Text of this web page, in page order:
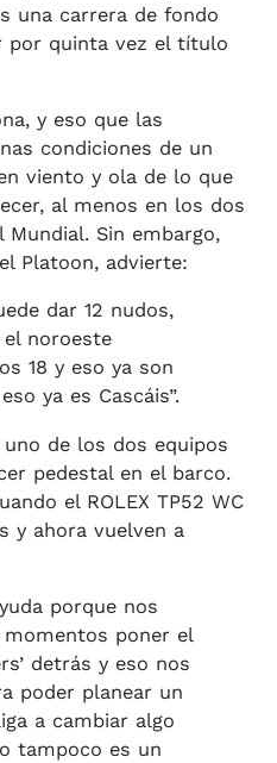
una carrera de fondo
por quinta vez el título
y eso que las
condiciones de un
viento y ola de lo que
al menos en los dos
Sin embargo,
Platoon, advierte:
dar 12 nudos,
noroeste
18 y eso ya son
ya es Cascáis”.
de los dos equipos
pedestal en el barco.
el ROLEX TP52 WC
y ahora vuelven a
porque nos
poner el
detrás y eso nos
poder planear un
a cambiar algo
tampoco es un